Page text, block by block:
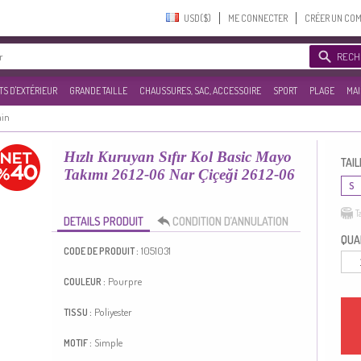
USD($)‎ ME CONNECTER CRÉER UN
D'EXTÉRIEUR GRANDE TAILLE CHAUSSURES, SAC, ACCESSOIRE SPORT PLAGE
Hızlı Kuruyan Sıfır Kol Basic Mayo
Takımı 2612-06 Nar Çiçeği 2612-06
DETAILS PRODUIT CONDITION D’ANNULATION
CODE DE PRODUIT : 1051031
COULEUR : Pourpre
TISSU : Poliyester
MOTIF : Simple
S